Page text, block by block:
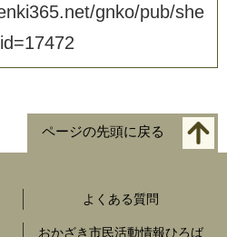
gnko/pub/she
ページの先頭に戻る
よくある質問
おかざき市民活動情報ひろば